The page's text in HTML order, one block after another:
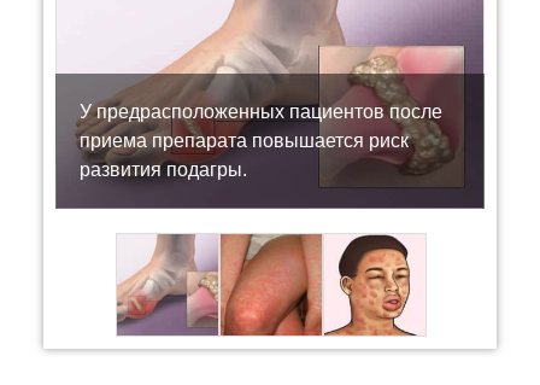
У предрасположенных пациентов после
приема препарата повышается риск
развития подагры.